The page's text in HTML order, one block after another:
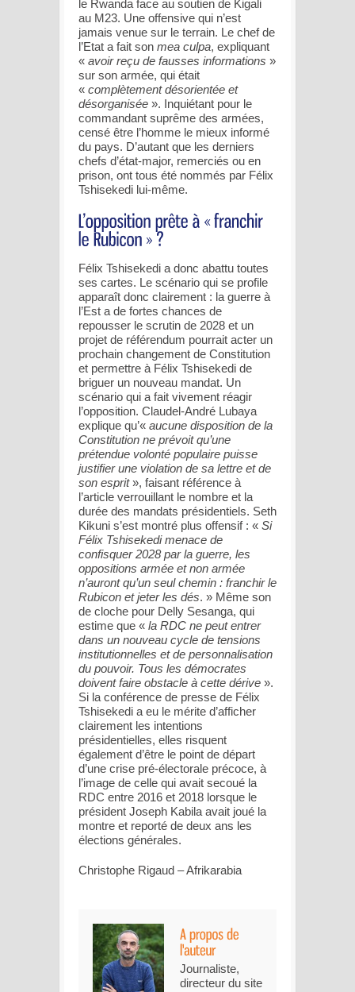
le Rwanda face au soutien de Kigali
au M23. Une offensive qui n’est
jamais venue sur le terrain. Le chef de
l’Etat a fait son mea culpa, expliquant
« avoir reçu de fausses informations »
sur son armée, qui était
« complètement désorientée et
désorganisée ». Inquiétant pour le
commandant suprême des armées,
censé être l’homme le mieux informé
du pays. D’autant que les derniers
chefs d’état-major, remerciés ou en
prison, ont tous été nommés par Félix
Tshisekedi lui-même.
Félix Tshisekedi a donc abattu toutes
ses cartes. Le scénario qui se profile
apparaît donc clairement : la guerre à
l’Est a de fortes chances de
repousser le scrutin de 2028 et un
projet de référendum pourrait acter un
prochain changement de Constitution
et permettre à Félix Tshisekedi de
briguer un nouveau mandat. Un
scénario qui a fait vivement réagir
l’opposition. Claudel-André Lubaya
explique qu’« aucune disposition de la
Constitution ne prévoit qu’une
prétendue volonté populaire puisse
justifier une violation de sa lettre et de
son esprit», faisant référence à
l’article verrouillant le nombre et la
durée des mandats présidentiels. Seth
Kikuni s’est montré plus offensif : « Si
Félix Tshisekedi menace de
confisquer 2028 par la guerre, les
oppositions armée et non armée
n’auront qu’un seul chemin : franchir le
Rubicon et jeter les dés. » Même son
de cloche pour Delly Sesanga, qui
estime que « la RDC ne peut entrer
dans un nouveau cycle de tensions
institutionnelles et de personnalisation
du pouvoir. Tous les démocrates
doivent faire obstacle à cette dérive ».
Si la conférence de presse de Félix
Tshisekedi a eu le mérite d’afficher
clairement les intentions
présidentielles, elles risquent
également d’être le point de départ
d’une crise pré-électorale précoce, à
l’image de celle qui avait secoué la
RDC entre 2016 et 2018 lorsque le
président Joseph Kabila avait joué la
montre et reporté de deux ans les
élections générales.
Christophe Rigaud – Afrikarabia
Journaliste,
directeur du site